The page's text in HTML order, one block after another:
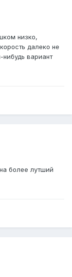
низко,
далеко не
вариант
более лутший